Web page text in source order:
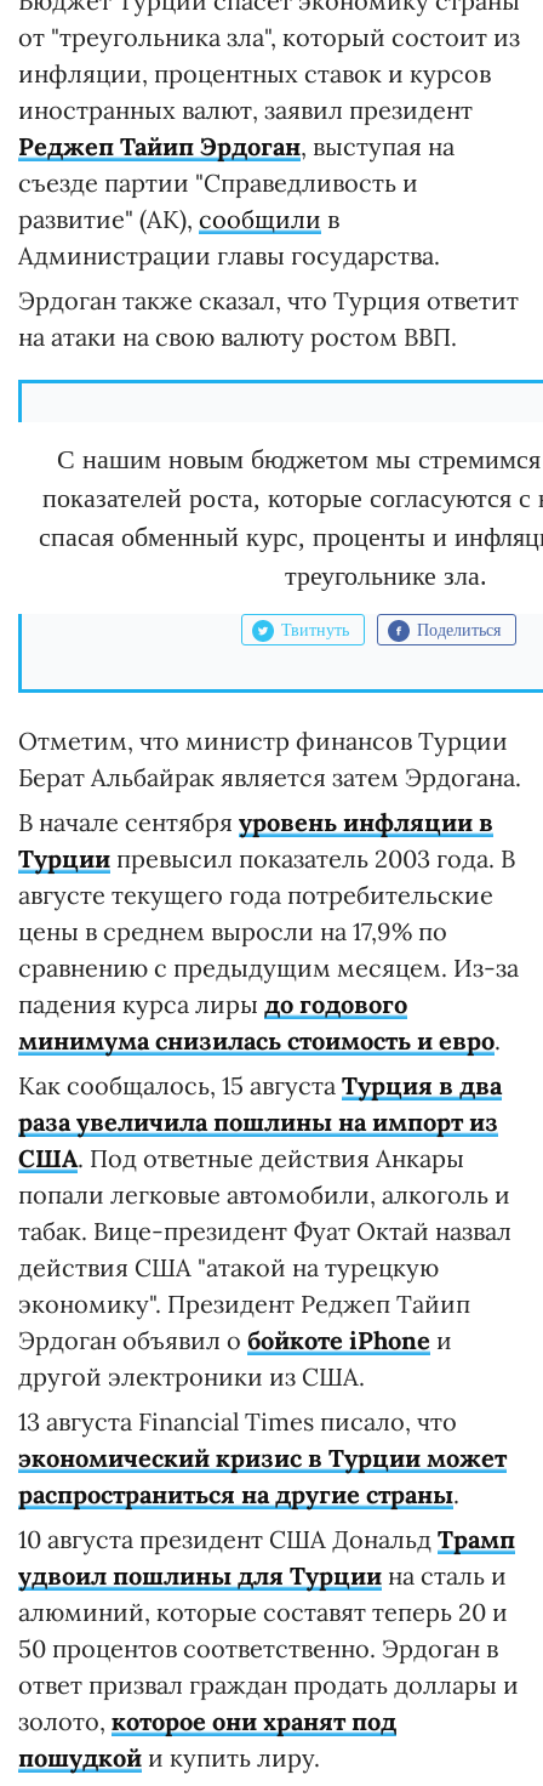
от "треугольника зла", который состоит из
инфляции, процентных ставок и курсов
иностранных валют, заявил президент
Реджеп Тайип Эрдоган, выступая на
съезде партии "Справедливость и
развитие" (AK), сообщили в
Администрации главы государства.
Эрдоган также сказал, что Турция ответит
на атаки на свою валюту ростом ВВП.
С нашим новым бюджетом мы
показателей роста, которые согласуются
спасая обменный курс, проценты и
треугольнике зла.
Твитнуть Поделиться
Отметим, что министр финансов Турции
Берат Альбайрак является затем Эрдогана.
В начале сентября уровень инфляции в
Турции превысил показатель 2003 года. В
августе текущего года потребительские
цены в среднем выросли на 17,9% по
сравнению с предыдущим месяцем. Из-за
падения курса лиры до годового
минимума снизилась стоимость и евро.
Как сообщалось, 15 августа Турция в два
раза увеличила пошлины на импорт из
США. Под ответные действия Анкары
попали легковые автомобили, алкоголь и
табак. Вице-президент Фуат Октай назвал
действия США "атакой на турецкую
экономику". Президент Реджеп Тайип
Эрдоган объявил о бойкоте iPhone и
другой электроники из США.
13 августа Financial Times писало, что
экономический кризис в Турции может
распространиться на другие страны.
10 августа президент США Дональд Трамп
удвоил пошлины для Турции на сталь и
алюминий, которые составят теперь 20 и
50 процентов соответственно. Эрдоган в
ответ призвал граждан продать доллары и
золото, которое они хранят под
пошудкой и купить лиру.